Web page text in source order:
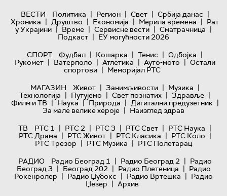
ВЕСТИ Политика | Регион | Свет | Србија данас |
Хроника | Друштво | Економија | Мерила времена | Рат
у Украјини | Време | Сервисне вести | Сматрачница |
Подкаст | ЕУ могућности 2026
СПОРТ
Фудбал | Кошарка | Тенис | Одбојка |
Рукомет | Ватерполо | Атлетика | Ауто-мото | Остали
спортови | Меморијал РТС
МАГАЗИН
Живот | Занимљивости | Музика |
Технологијa | Путујемо | Свет познатих | Здравље |
Филм и ТВ | Наука | Природа | Дигитални предузетник |
За мале велике хероје | Наизглед здрав
ТВ
РТС 1 | РТС 2 | РТС 3 | РТС Свет | РТС Наука |
РТС Драма | РТС Живот | РТС Класика | РТС Коло |
РТС Трезор | РТС Музика | РТС Полетарац
РАДИО
Радио Београд 1 | Радио Београд 2 | Радио
Београд 3 | Београд 202 | Радио Плетеница | Радио
Рокенролер | Радио Џубокс | Радио Вртешка | Радио
Џезер | Архив